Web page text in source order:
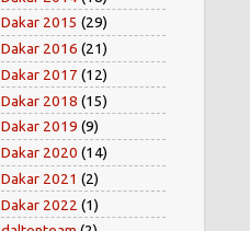
Dakar 2015 (29)
Dakar 2016 (21)
Dakar 2017 (12)
Dakar 2018 (15)
Dakar 2019 (9)
Dakar 2020 (14)
Dakar 2021 (2)
Dakar 2022 (1)